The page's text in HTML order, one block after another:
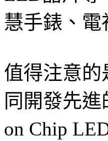
慧手錶、
值得注意的
同開發先
on Chip